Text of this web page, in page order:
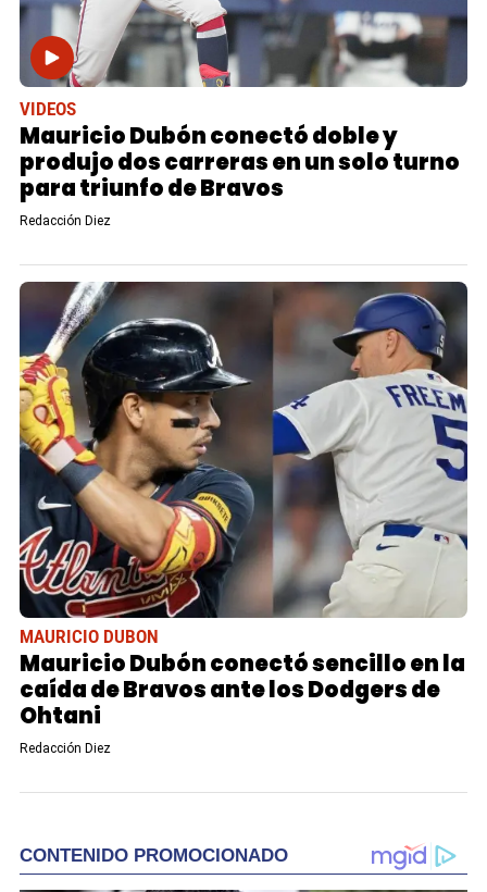
VIDEOS
Mauricio Dubón conectó doble y
produjo dos carreras en un solo turno
para triunfo de Bravos
Redacción Diez
MAURICIO DUBON
Mauricio Dubón conectó sencillo en la
caída de Bravos ante los Dodgers de
Ohtani
Redacción Diez